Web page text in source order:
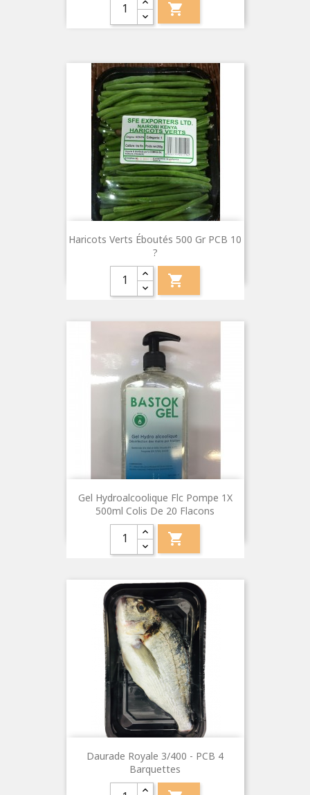

Haricots Verts Éboutés 500 Gr PCB 10
?

Gel Hydroalcoolique Flc Pompe 1X
500ml Colis De 20 Flacons

Daurade Royale 3/400 - PCB 4
Barquettes